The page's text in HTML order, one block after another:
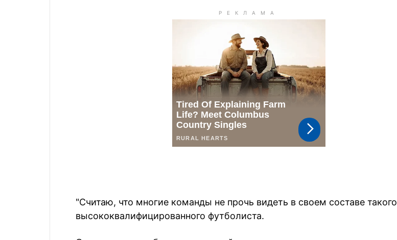
"Считаю, что многие команды не прочь видеть в своем составе такого
высококвалифицированного футболиста.